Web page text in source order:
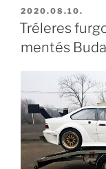
BEKÜLDVE:
2020.08.10.
Tréleres
mentés